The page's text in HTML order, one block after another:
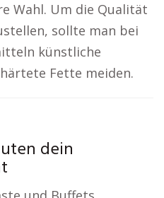
Wahl. Um die Qualität
sollte man bei
künstliche
Fette meiden.
dein